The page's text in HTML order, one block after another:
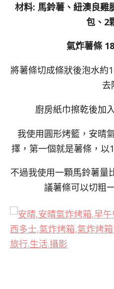
材料: 馬鈴薯、紐澳良雞
包、2
氣炸薯條
將薯條切成條狀後泡水約
去
廚房紙巾擦乾後加
我使用圓形烤籃，安晴
擇，第一個就是薯條，以
不過我使用一顆馬鈴薯量
議薯條可以切粗